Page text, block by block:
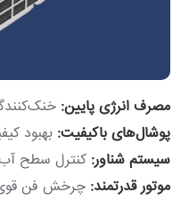
مصرف انرژی پایین:
پوشال‌های باکیفیت: بهبود
سیستم شناور: کنترل سطح
موتور قدرتمند: چرخش فن قوی.